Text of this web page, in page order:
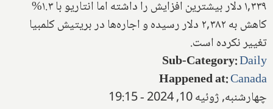
۱,۳۳۹ دلار بیشترین افزایش را داشته اما انتاریو با ۱.۳%
کاهش به ۲,۳۸۲ دلار رسیده و اجاره‌ها در بریتیش کلمبیا
تغییر نکرده است.
Sub-Category:Daily
Happened at:Canada
چهارشنبه, ژوئیه 10, 2024 - 19:15